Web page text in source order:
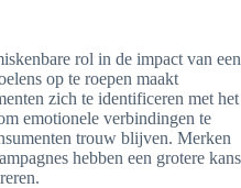
rol in de impact van een
op te roepen maakt
zich te identificeren met het
emotionele verbindingen te
trouw blijven. Merken
hebben een grotere kans